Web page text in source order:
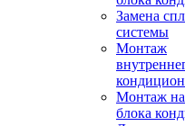
Замена
системы
Монтаж
Монтаж
блока